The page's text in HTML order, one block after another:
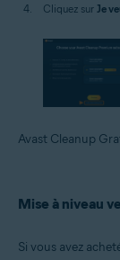
Cliquez sur Je
Avast Cleanup
Mise à niveau
Si vous avez